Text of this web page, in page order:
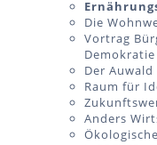
Die
Vortrag
Demokratie
Der
Raum für
Anders